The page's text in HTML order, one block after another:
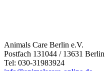
Animals Care Berlin e.V.
Postfach 131044 / 13631 Berlin
Tel: 030-31983924